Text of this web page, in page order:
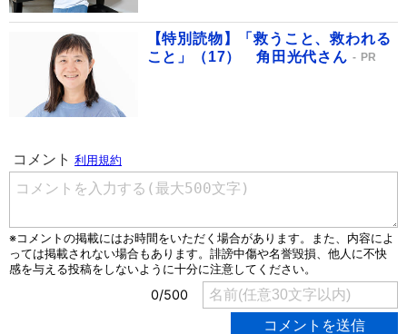
【特別読物】「救うこと、救われる
こと」（17） 角田光代さん
PR